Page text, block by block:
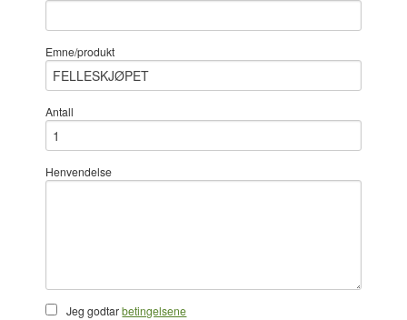
Emne/produkt
Antall
Henvendelse
Jeg godtarbetingelsene